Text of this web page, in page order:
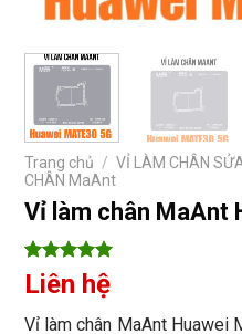
Trang chủ / VỈ LÀM CHÂN
CHÂN MaAnt
Vỉ làm chân MaAnt
5 trên 5
dựa trên
1Liên hệ
Vỉ làm chân MaAnt Huawei